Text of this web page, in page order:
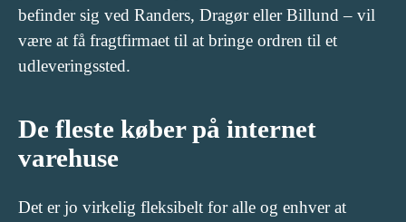
befinder sig ved Randers, Dragør eller Billund – vil
være at få fragtfirmaet til at bringe ordren til et
udleveringssted.
De fleste køber på internet
varehuse
Det er jo virkelig fleksibelt for alle og enhver at